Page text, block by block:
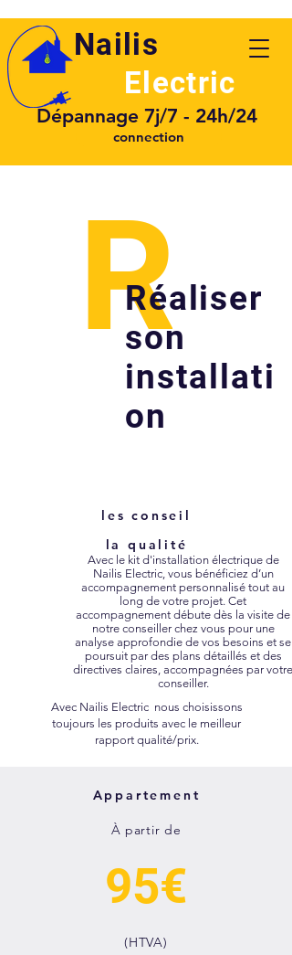
Nailis
Electric
Dépannage 7j/7 - 24h/24
connection
R
Réaliser
son
installati
on
les conseil
la qualité
Avec le kit d'installation électrique de
Nailis Electric, vous bénéficiez d’un
accompagnement personnalisé tout au
long de votre projet. Cet
accompagnement débute dès la visite de
notre conseiller chez vous pour une
analyse approfondie de vos besoins et se
poursuit par des plans détaillés et des
directives claires, accompagnées par votre
conseiller.
Avec Nailis Electric nous choisissons
toujours les produits avec le meilleur
rapport qualité/prix.
Appartement
À partir de
95€
(HTVA)